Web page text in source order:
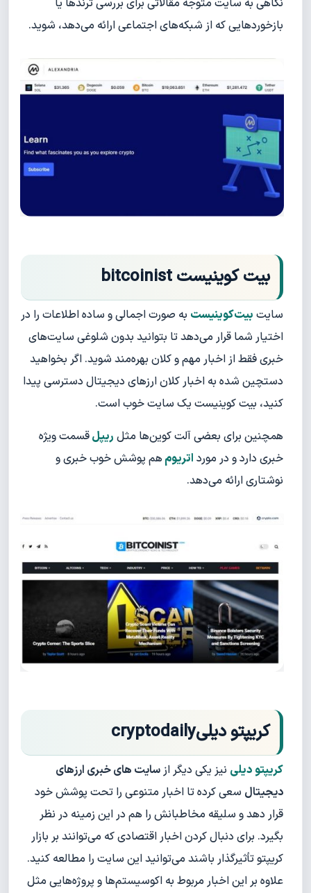
نگاهی به سایت متوجه مقالاتی برای بررسی ترندها یا
بازخوردهایی که از شبکه‌های اجتماعی ارائه می‌دهد، شوید.
بیت کوینیست bitcoinist
سایت بیت‌کوینیست به صورت اجمالی و ساده اطلاعات را در
اختیار شما قرار می‌دهد تا بتوانید بدون شلوغی سایت‌های
خبری فقط از اخبار مهم و کلان بهره‌مند شوید. اگر بخواهید
دستچین شده به اخبار کلان ارزهای دیجیتال دسترسی پیدا
کنید، بیت کوینیست یک سایت خوب است.
همچنین برای بعضی آلت کوین‌ها مثل ریپلقسمت ویژه
خبری دارد و در مورد اتریوم هم پوشش خوب خبری و
نوشتاری ارائه می‌دهد.
کریپتو دیلیcryptodaily
کریپتو دیلی نیز یکی دیگر ازسایت های خبری ارزهای
دیجیتال سعی کرده تا اخبار متنوعی را تحت پوشش خود
قرار دهد و سلیقه مخاطبانش را هم در این زمینه در نظر
بگیرد. برای دنبال کردن اخبار اقتصادی که می‌توانند بر بازار
کریپتو تأثیرگذار باشند می‌توانید این سایت را مطالعه کنید.
علاوه بر این اخبار مربوط به اکوسیستم‌ها و پروژه‌هایی مثل